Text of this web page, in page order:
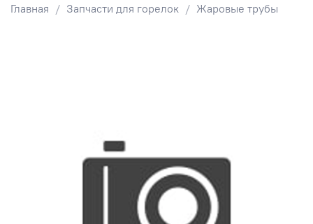
Главная Запчасти для горелок Жаровые трубы